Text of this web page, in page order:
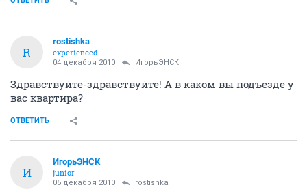
R
rostishka
experienced
04 декабря 2010 ИгорьЭНСК
Здравствуйте-здравствуйте! А в каком вы подъезде у
вас квартира?
ОТВЕТИТЬ
И
ИгорьЭНСК
junior
05 декабря 2010 rostishka